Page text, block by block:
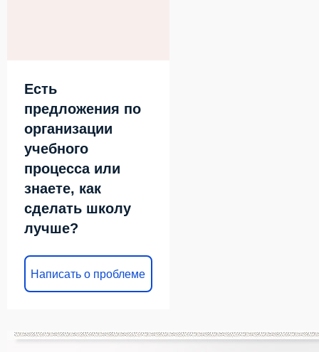
Есть
предложения по
организации
учебного
процесса или
знаете, как
сделать школу
лучше?
Написать о проблеме